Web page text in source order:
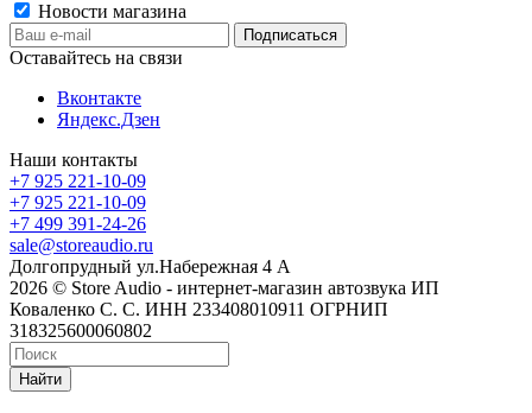
Новости магазина
Оставайтесь на связи
Вконтакте
Яндекс.Дзен
Наши контакты
+7 925 221-10-09
+7 925 221-10-09
+7 499 391-24-26
sale@storeaudio.ru
Долгопрудный ул.Набережная 4 А
2026 © Store Audio - интернет-магазин автозвука ИП
Коваленко С. С. ИНН 233408010911 ОГРНИП
318325600060802
Найти